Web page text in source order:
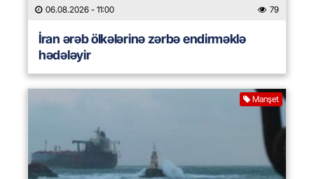
06.08.2026 - 11:00 79
İran ərəb ölkələrinə zərbə endirməklə
hədələyir
Manşet